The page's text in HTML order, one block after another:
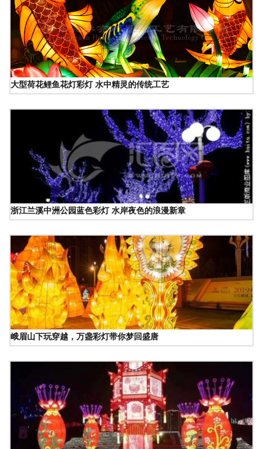
大型荷花鲤鱼花灯彩灯 水中精灵的传统工艺
浙江兰溪中洲公园蓝色彩灯 水岸夜色的浪漫新章
峨眉山下玩穿越，万盏彩灯带你梦回盛唐